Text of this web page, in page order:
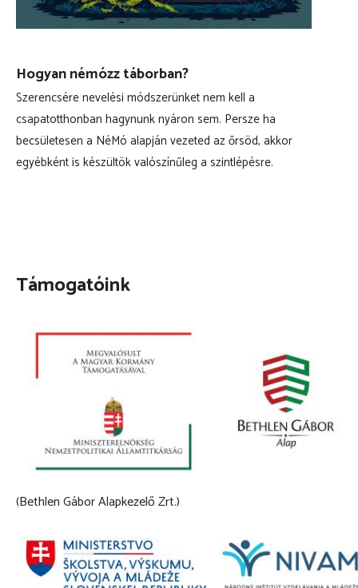
Hogyan némózz táborban?
Szerencsére nevelési módszerünket nem kell a
csapatotthonban hagynunk nyáron sem. Persze ha
becsületesen a NéMó alapján vezeted az őrsöd, akkor
egyébként is készültök valószínűleg a szintlépésre.
Támogatóink
(Bethlen Gábor Alapkezelő Zrt.)